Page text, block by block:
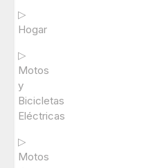
▷
Hogar
▷
Motos
y
Bicicletas
Eléctricas
▷
Motos